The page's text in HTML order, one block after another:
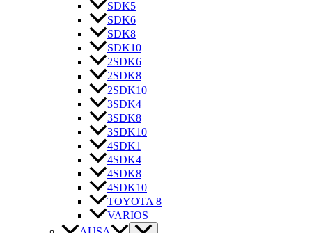
SDK5
SDK6
SDK8
SDK10
2SDK6
2SDK8
2SDK10
3SDK4
3SDK8
3SDK10
4SDK1
4SDK4
4SDK8
4SDK10
TOYOTA 8
VARIOS